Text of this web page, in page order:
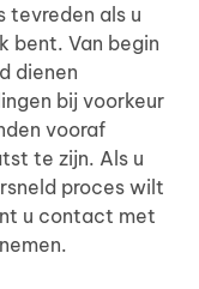
tevreden als u
bent. Van begin
dienen
bij voorkeur
vooraf
te zijn. Als u
proces wilt
u contact met